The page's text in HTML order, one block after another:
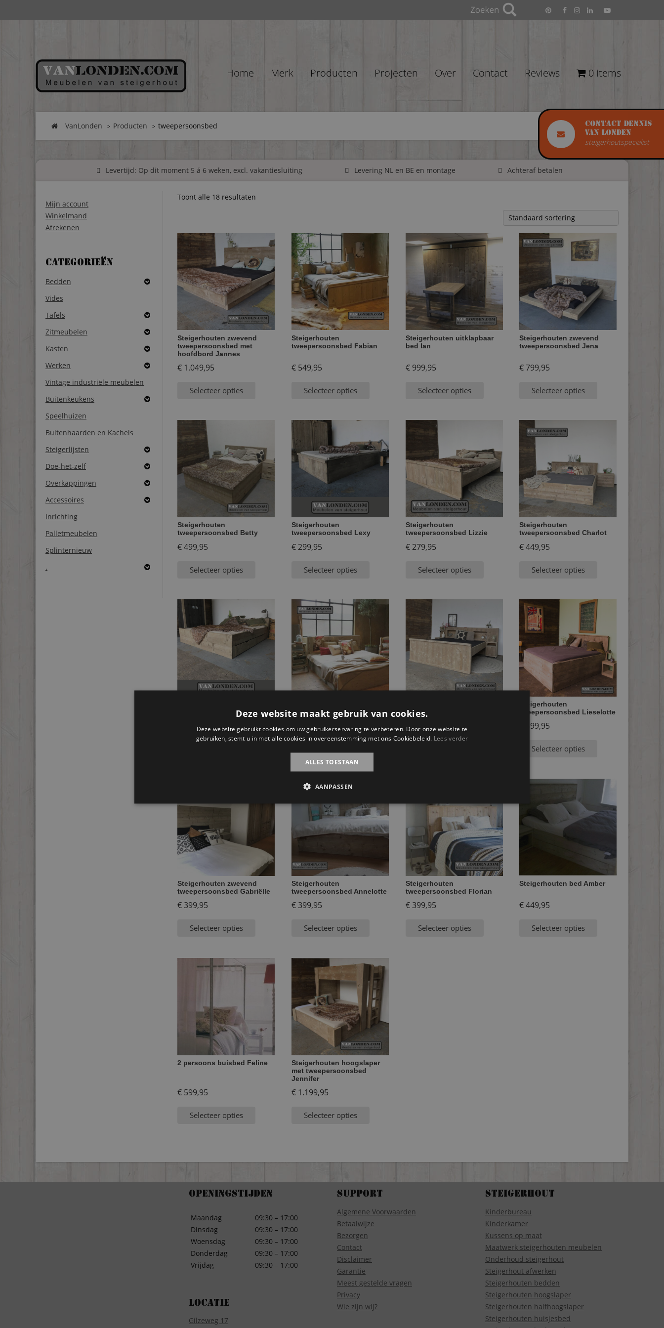
Contact Dennis
van Londen
steigerhoutspecialist
Home Merk Producten Projecten Over Contact Reviews 0 items
VanLonden Producten tweepersoonsbed
Levertijd: Op dit moment 5 á 6 weken, excl. vakantiesluiting Levering NL en BE en montage Achteraf betalen
Mijn account
Winkelmand
Afrekenen
Categorieën
Bedden
Vides
Tafels
Zitmeubelen
Kasten
Werken
Vintage industriële meubelen
Buitenkeukens
Speelhuizen
Buitenhaarden en Kachels
Steigerlijsten
Doe-het-zelf
Overkappingen
Accessoires
Inrichting
Palletmeubelen
Splinternieuw
.
Toont alle 18 resultaten
Steigerhouten zwevend
tweepersoonsbed met
hoofdbord Jannes
€1.049,95
Selecteer opties
Steigerhouten
tweepersoonsbed Fabian
€549,95
Selecteer opties
Steigerhouten uitklapbaar
bed Ian
€999,95
Selecteer opties
Steigerhouten zwevend
tweepersoonsbed Jena
€799,95
Selecteer opties
Steigerhouten
tweepersoonsbed Betty
€499,95
Selecteer opties
Steigerhouten
tweepersoonsbed Lexy
€299,95
Selecteer opties
Steigerhouten
tweepersoonsbed Lizzie
€279,95
Selecteer opties
Steigerhouten
tweepersoonsbed Charlot
€449,95
Selecteer opties
tweepersoonsbed Christy
399,95
tweepersoonsbed Joshua
€ 399,95
tweepersoonsbed Max
€724,95
Steigerhouten
tweepersoonsbed Lieselotte
399,95
Selecteer opties
Steigerhouten zwevend
tweepersoonsbed Gabriëlle
€399,95
Selecteer opties
Steigerhouten
tweepersoonsbed Annelotte
€399,95
Selecteer opties
Steigerhouten
tweepersoonsbed Florian
€399,95
Selecteer opties
Steigerhouten bed Amber
€449,95
Selecteer opties
2 persoons buisbed Feline
€599,95
Selecteer opties
Steigerhouten hoogslaper
met tweepersoonsbed
Jennifer
€1.199,95
Selecteer opties
Openingstijden
Maandag
Dinsdag
Woensdag
Donderdag
Vrijdag
09:30 – 17:00
09:30 – 17:00
09:30 – 17:00
09:30 – 17:00
09:30 – 17:00
Locatie
Gilzeweg 17
Support
Algemene Voorwaarden
Betaalwijze
Bezorgen
Contact
Disclaimer
Garantie
Meest gestelde vragen
Privacy
Wie zijn wij?
Steigerhout
Kinderbureau
Kinderkamer
Kussens op maat
Maatwerk steigerhouten meubelen
Onderhoud steigerhout
Steigerhout afwerken
Steigerhouten bedden
Steigerhouten hoogslaper
Steigerhouten halfhoogslaper
Steigerhouten huisjesbed
Deze website maakt gebruik van cookies.
Deze website gebruikt cookies om uw gebruikerservaring te verbeteren. Door onze website te
gebruiken, stemt u in met alle cookies in overeenstemming met ons Cookiebeleid. Lees verder
ALLES TOESTAAN
AANPASSEN